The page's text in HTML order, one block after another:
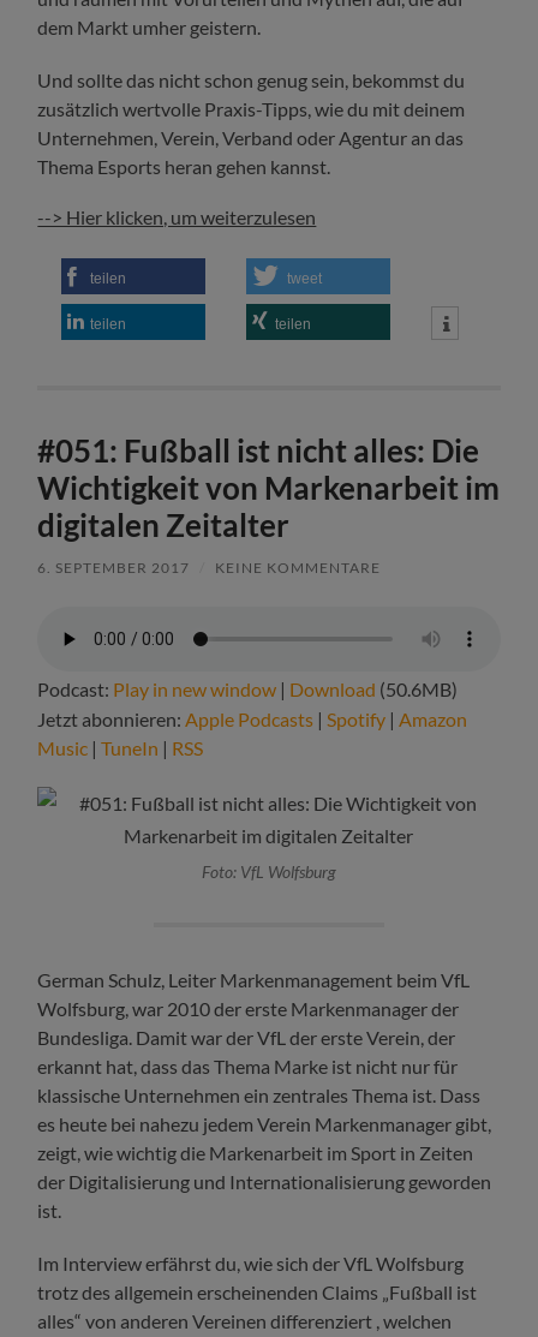
dem Markt umher geistern.
Und sollte das nicht schon genug sein, bekommst du
zusätzlich wertvolle Praxis-Tipps, wie du mit deinem
Unternehmen, Verein, Verband oder Agentur an das
Thema Esports heran gehen kannst.
--> Hier klicken, um weiterzulesen
teilen tweet
teilen teilen
#051: Fußball ist nicht alles: Die
Wichtigkeit von Markenarbeit im
digitalen Zeitalter
6. SEPTEMBER 2017 KEINE KOMMENTARE
Podcast: Play in new window | Download (50.6MB)
Jetzt abonnieren:Apple Podcasts |Spotify |Amazon
Music |TuneIn | RSS
Foto: VfL Wolfsburg
German Schulz, Leiter Markenmanagement beim VfL
Wolfsburg, war 2010 der erste Markenmanager der
Bundesliga. Damit war der VfL der erste Verein, der
erkannt hat, dass das Thema Marke ist nicht nur für
klassische Unternehmen ein zentrales Thema ist. Dass
es heute bei nahezu jedem Verein Markenmanager gibt,
zeigt, wie wichtig die Markenarbeit im Sport in Zeiten
der Digitalisierung und Internationalisierung geworden
ist.
Im Interview erfährst du, wie sich der VfL Wolfsburg
trotz des allgemein erscheinenden Claims „Fußball ist
alles“ von anderen Vereinen differenziert , welchen